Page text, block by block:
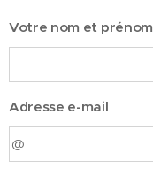
Votre nom et prénom
Adresse e-mail